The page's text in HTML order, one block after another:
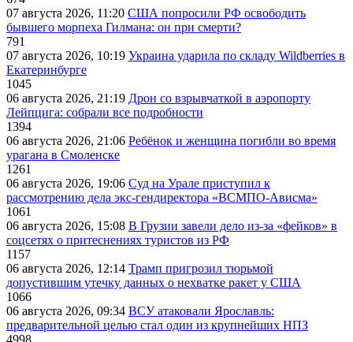
07 августа 2026, 11:20 США попросили РФ освободить
бывшего морпеха Гилмана: он при смерти?
791
07 августа 2026, 10:19 Украина ударила по складу Wildberries в
Екатеринбурге
1045
06 августа 2026, 21:19 Дрон со взрывчаткой в аэропорту
Лейпцига: собрали все подробности
1394
06 августа 2026, 21:06 Ребёнок и женщина погибли во время
урагана в Смоленске
1261
06 августа 2026, 19:06 Суд на Урале приступил к
рассмотрению дела экс-гендиректора «ВСМПО-Ависма»
1061
06 августа 2026, 15:08 В Грузии завели дело из-за «фейков» в
соцсетях о притеснениях туристов из РФ
1157
06 августа 2026, 12:14 Трамп пригрозил тюрьмой
допустившим утечку данных о нехватке ракет у США
1066
06 августа 2026, 09:34 ВСУ атаковали Ярославль:
предварительной целью стал один из крупнейших НПЗ
4998